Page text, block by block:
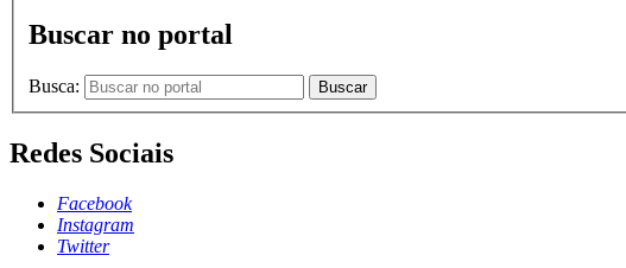
Buscar no portal
Busca: Buscar
Redes Sociais
Facebook
Instagram
Twitter